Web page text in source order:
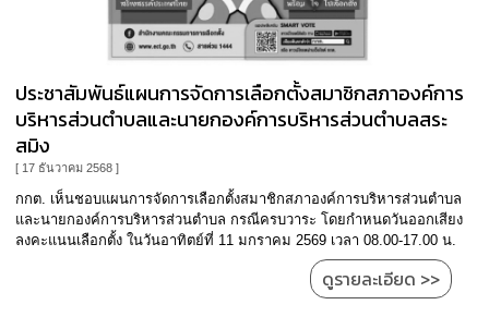
ประชาสัมพันธ์แผนการจัดการเลือกตั้งสมาชิกสภาองค์การ
บริหารส่วนตำบลและนายกองค์การบริหารส่วนตำบลสระ
สมิง
[ 17 ธันวาคม 2568 ]
กกต. เห็นชอบแผนการจัดการเลือกตั้งสมาชิกสภาองค์การบริหารส่วนตำบล
และนายกองค์การบริหารส่วนตำบล กรณีครบวาระ โดยกำหนดวันออกเสียง
ลงคะแนนเลือกตั้ง ในวันอาทิตย์ที่ 11 มกราคม 2569 เวลา 08.00-17.00 น.
ดูรายละเอียด >>